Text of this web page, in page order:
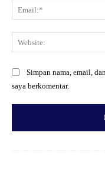
Simpan nama, email,
saya berkomentar.